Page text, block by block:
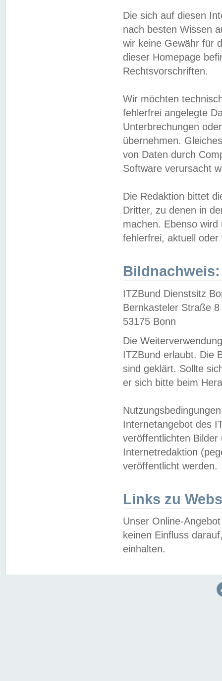
Die sich auf diesen
nach besten Wissen
wir keine Gewähr für
dieser Homepage
Rechtsvorschriften.
Wir möchten
fehlerfrei angelegte
Unterbrechungen
übernehmen.
von Daten durch
Software verursacht
Die Redaktion bittet
Dritter, zu denen in
machen. Ebenso
fehlerfrei, aktuell oder
Bildnachweis:
ITZBund Dienstsitz
Bernkasteler Straße 8
53175 Bonn
Die
ITZBund erlaubt. Die
sind geklärt. Sollte
er sich bitte beim
Internetangebot des
veröffentlichten
Internetredaktion
veröffentlicht werden.
Links zu
Unser Online-
keinen Einfluss
einhalten.